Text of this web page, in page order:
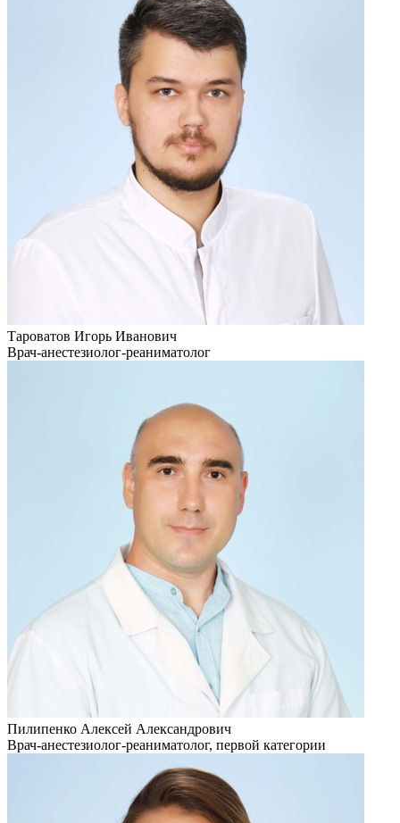
Тароватов Игорь Иванович
Врач-анестезиолог-реаниматолог
Пилипенко Алексей Александрович
Врач-анестезиолог-реаниматолог, первой категории